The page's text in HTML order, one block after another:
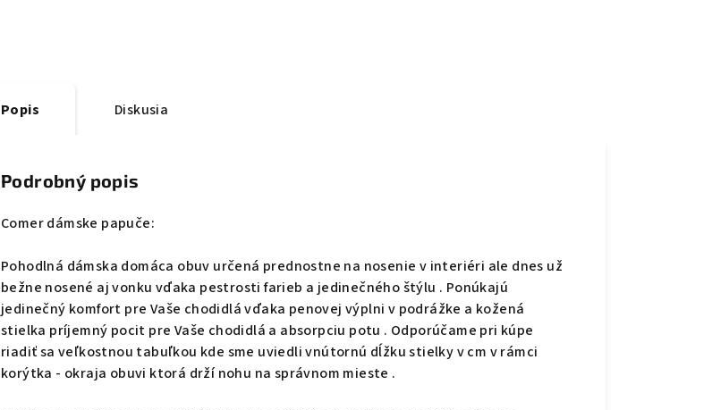
Popis Diskusia
Podrobný popis
Comer dámske papuče:
Pohodlná dámska domáca obuv určená prednostne na nosenie v interiéri ale dnes už
bežne nosené aj vonku vďaka pestrosti farieb a jedinečného štýlu . Ponúkajú
jedinečný komfort pre Vaše chodidlá vďaka penovej výplni v podrážke a kožená
stielka príjemný pocit pre Vaše chodidlá a absorpciu potu . Odporúčame pri kúpe
riadiť sa veľkostnou tabuľkou kde sme uviedli vnútornú dĺžku stielky v cm v rámci
korýtka - okraja obuvi ktorá drží nohu na správnom mieste .